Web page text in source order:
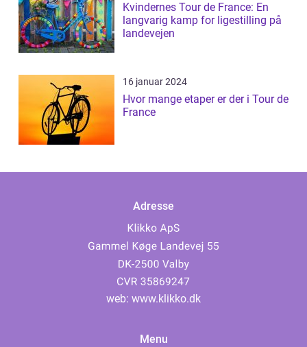
Kvindernes Tour de France: En
langvarig kamp for ligestilling på
landevejen
16 januar 2024
Hvor mange etaper er der i Tour de
France
Adresse
web: www.klikko.dk
Menu